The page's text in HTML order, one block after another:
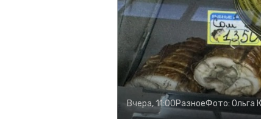
Вчера, 11:00РазноеФото: Ольга